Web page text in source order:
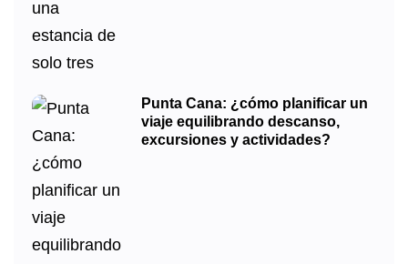
Punta Cana: ¿cómo planificar un
viaje equilibrando descanso,
excursiones y actividades?